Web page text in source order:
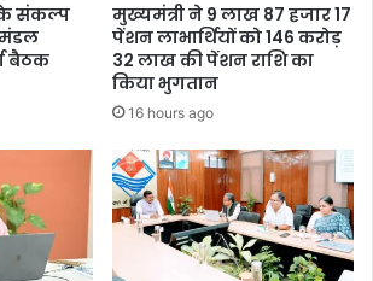
के संकल्प
मंडल
बैठक
मुख्यमंत्री ने 9 लाख 87 हजार 17
पेंशन लाभार्थियों को 146 करोड़
32 लाख की पेंशन राशि का
किया भुगतान
16 hours ago